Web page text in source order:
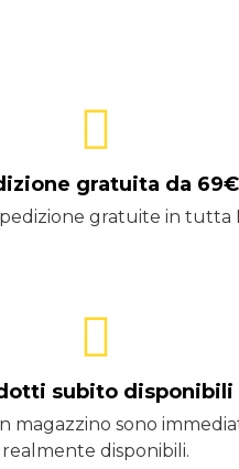
gratuita da 69€
gratuite in tutta
subito disponibili
magazzino sono
realmente disponibili.